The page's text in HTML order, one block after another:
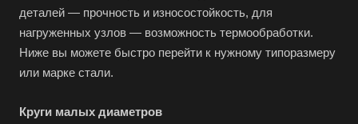
деталей — прочность и износостойкость, для
нагруженных узлов — возможность термообработки.
Ниже вы можете быстро перейти к нужному типоразмеру
или марке стали.
Круги малых диаметров